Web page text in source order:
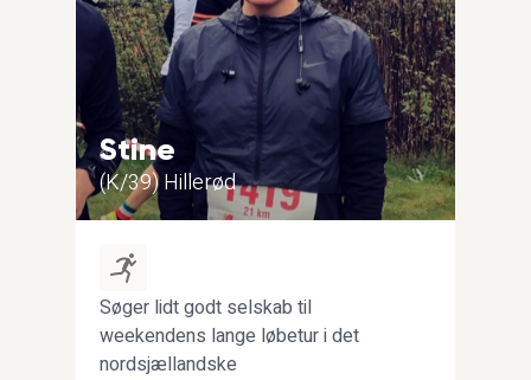
Stine
(K/39) Hillerød
Søger lidt godt selskab til
weekendens lange løbetur i det
nordsjællandske